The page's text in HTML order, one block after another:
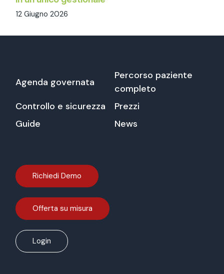
12 Giugno 2026
Agenda governata
Percorso paziente
completo
Controllo e sicurezza
Prezzi
Guide
News
Richiedi Demo
Offerta su misura
Login